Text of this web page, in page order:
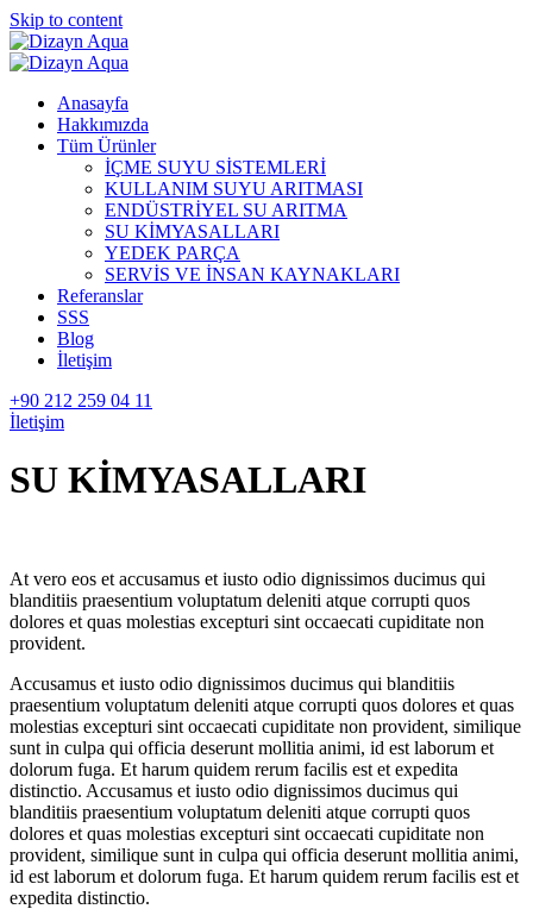
Skip to content
Anasayfa
Hakkımızda
Tüm Ürünler
İÇME SUYU SİSTEMLERİ
KULLANIM SUYU ARITMASI
ENDÜSTRİYEL SU ARITMA
SU KİMYASALLARI
YEDEK PARÇA
SERVİS VE İNSAN KAYNAKLARI
Referanslar
SSS
Blog
İletişim
+90 212 259 04 11
İletişim
SU KİMYASALLARI
At vero eos et accusamus et iusto odio dignissimos ducimus qui
blanditiis praesentium voluptatum deleniti atque corrupti quos
dolores et quas molestias excepturi sint occaecati cupiditate non
provident.
Accusamus et iusto odio dignissimos ducimus qui blanditiis
praesentium voluptatum deleniti atque corrupti quos dolores et quas
molestias excepturi sint occaecati cupiditate non provident, similique
sunt in culpa qui officia deserunt mollitia animi, id est laborum et
dolorum fuga. Et harum quidem rerum facilis est et expedita
distinctio. Accusamus et iusto odio dignissimos ducimus qui
blanditiis praesentium voluptatum deleniti atque corrupti quos
dolores et quas molestias excepturi sint occaecati cupiditate non
provident, similique sunt in culpa qui officia deserunt mollitia animi,
id est laborum et dolorum fuga. Et harum quidem rerum facilis est et
expedita distinctio.